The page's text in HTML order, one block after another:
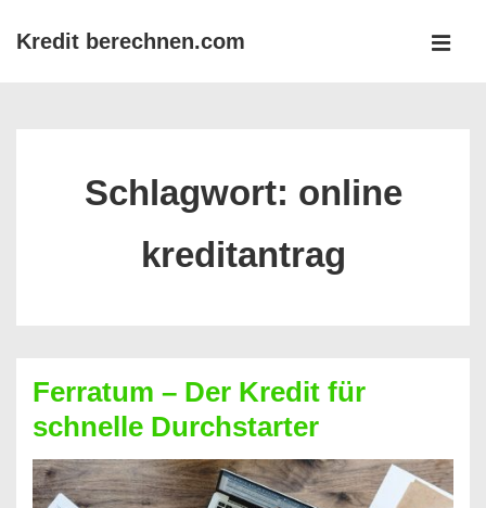
ZumKredit berechnen.com
Schlagwort: online
kreditantrag
Ferratum – Der Kredit für
schnelle Durchstarter